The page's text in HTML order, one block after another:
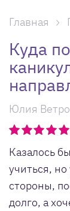
Главная
Куда
Юлия
Казалось
учиться,
стороны,
долго, а